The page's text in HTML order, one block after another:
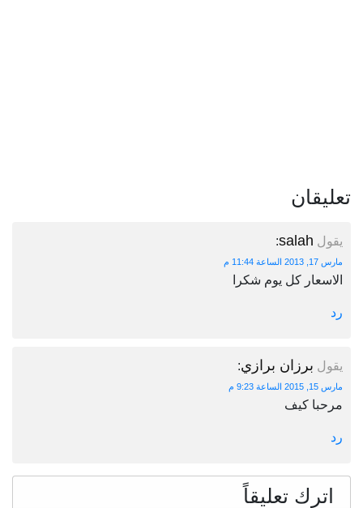
تعليقان
يقول salah
:
مارس 17, 2013 الساعة 11:44 م
الاسعار كل يوم شكرا
رد
يقول برزان برازي:
مارس 15, 2015 الساعة 9:23 م
مرحبا كيف
رد
اترك تعليقاً